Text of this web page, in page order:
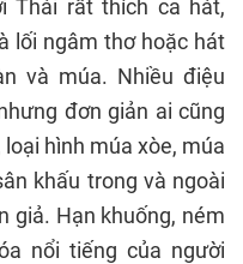
Thái rất thích ca hát,
lối ngâm thơ hoặc hát
và múa. Nhiều điệu
đơn giản ai cũng
hình múa xòe, múa
khấu trong và ngoài
giả. Hạn khuống, ném
nổi tiếng của người